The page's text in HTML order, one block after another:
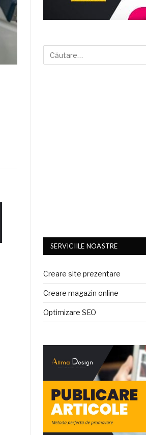
SERVICIILE NOASTRE
Creare site prezentare
Creare magazin online
Optimizare SEO